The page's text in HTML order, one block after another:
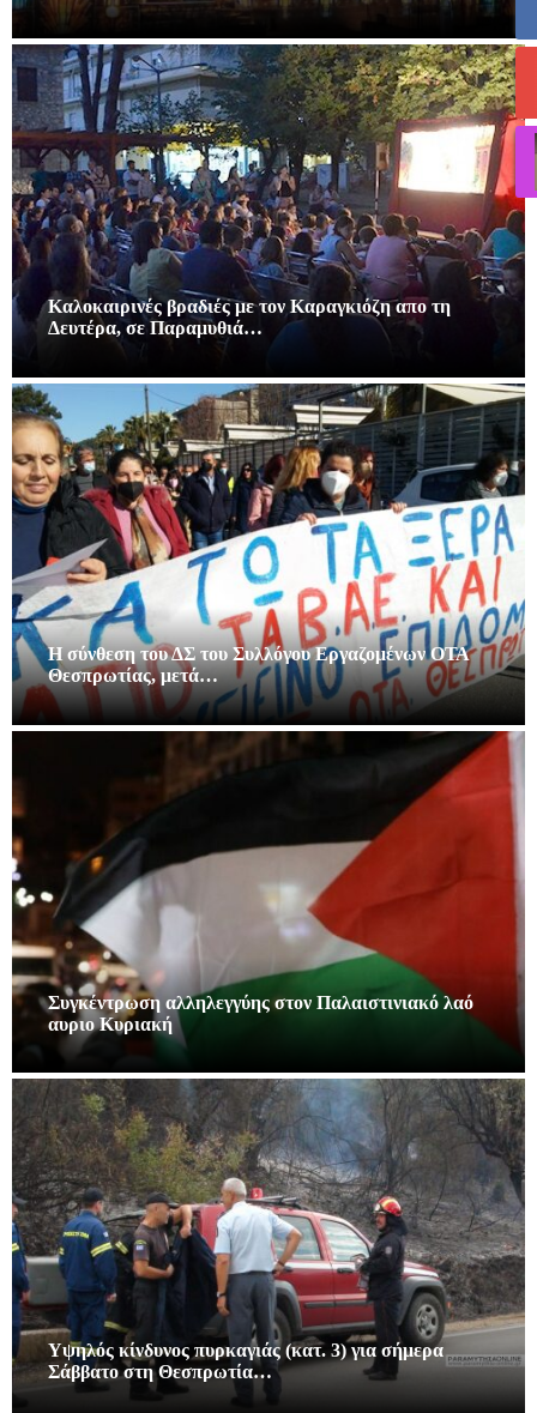
Καλοκαιρινές βραδιές με τον Καραγκιόζη απο τη
Δευτέρα, σε Παραμυθιά…
Η σύνθεση του ΔΣ του Συλλόγου Εργαζομένων ΟΤΑ
Θεσπρωτίας, μετά…
Συγκέντρωση αλληλεγγύης στον Παλαιστινιακό λαό
αυριο Κυριακή
Υψηλός κίνδυνος πυρκαγιάς (κατ. 3) για σήμερα
Σάββατο στη Θεσπρωτία…